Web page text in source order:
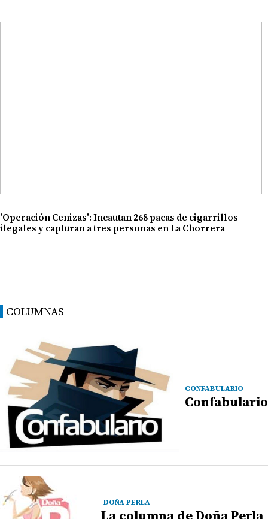
'Operación Cenizas': Incautan 268 pacas de cigarrillos
ilegales y capturan a tres personas en La Chorrera
COLUMNAS
CONFABULARIO
Confabulario
DOÑA PERLA